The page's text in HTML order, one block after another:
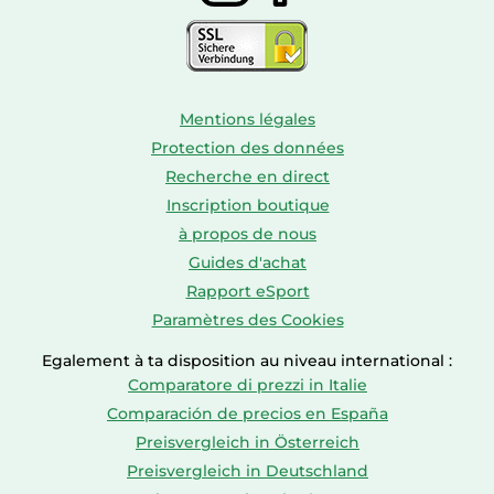
Mentions légales
Protection des données
Recherche en direct
Inscription boutique
à propos de nous
Guides d'achat
Rapport eSport
Paramètres des Cookies
Egalement à ta disposition au niveau international :
Comparatore di prezzi in Italie
Comparación de precios en España
Preisvergleich in Österreich
Preisvergleich in Deutschland